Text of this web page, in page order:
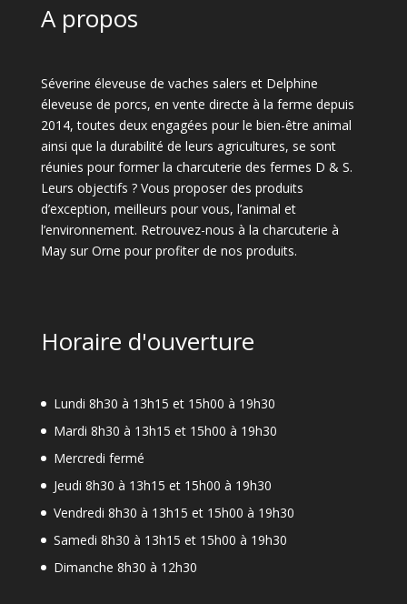
A propos
Séverine éleveuse de vaches salers et Delphine
éleveuse de porcs, en vente directe à la ferme depuis
2014, toutes deux engagées pour le bien-être animal
ainsi que la durabilité de leurs agricultures, se sont
réunies pour former la charcuterie des fermes D & S.
Leurs objectifs ? Vous proposer des produits
d’exception, meilleurs pour vous, l’animal et
l’environnement. Retrouvez-nous à la charcuterie à
May sur Orne pour profiter de nos produits.
Horaire d'ouverture
Lundi 8h30 à 13h15 et 15h00 à 19h30
Mardi 8h30 à 13h15 et 15h00 à 19h30
Mercredi fermé
Jeudi 8h30 à 13h15 et 15h00 à 19h30
Vendredi 8h30 à 13h15 et 15h00 à 19h30
Samedi 8h30 à 13h15 et 15h00 à 19h30
Dimanche 8h30 à 12h30